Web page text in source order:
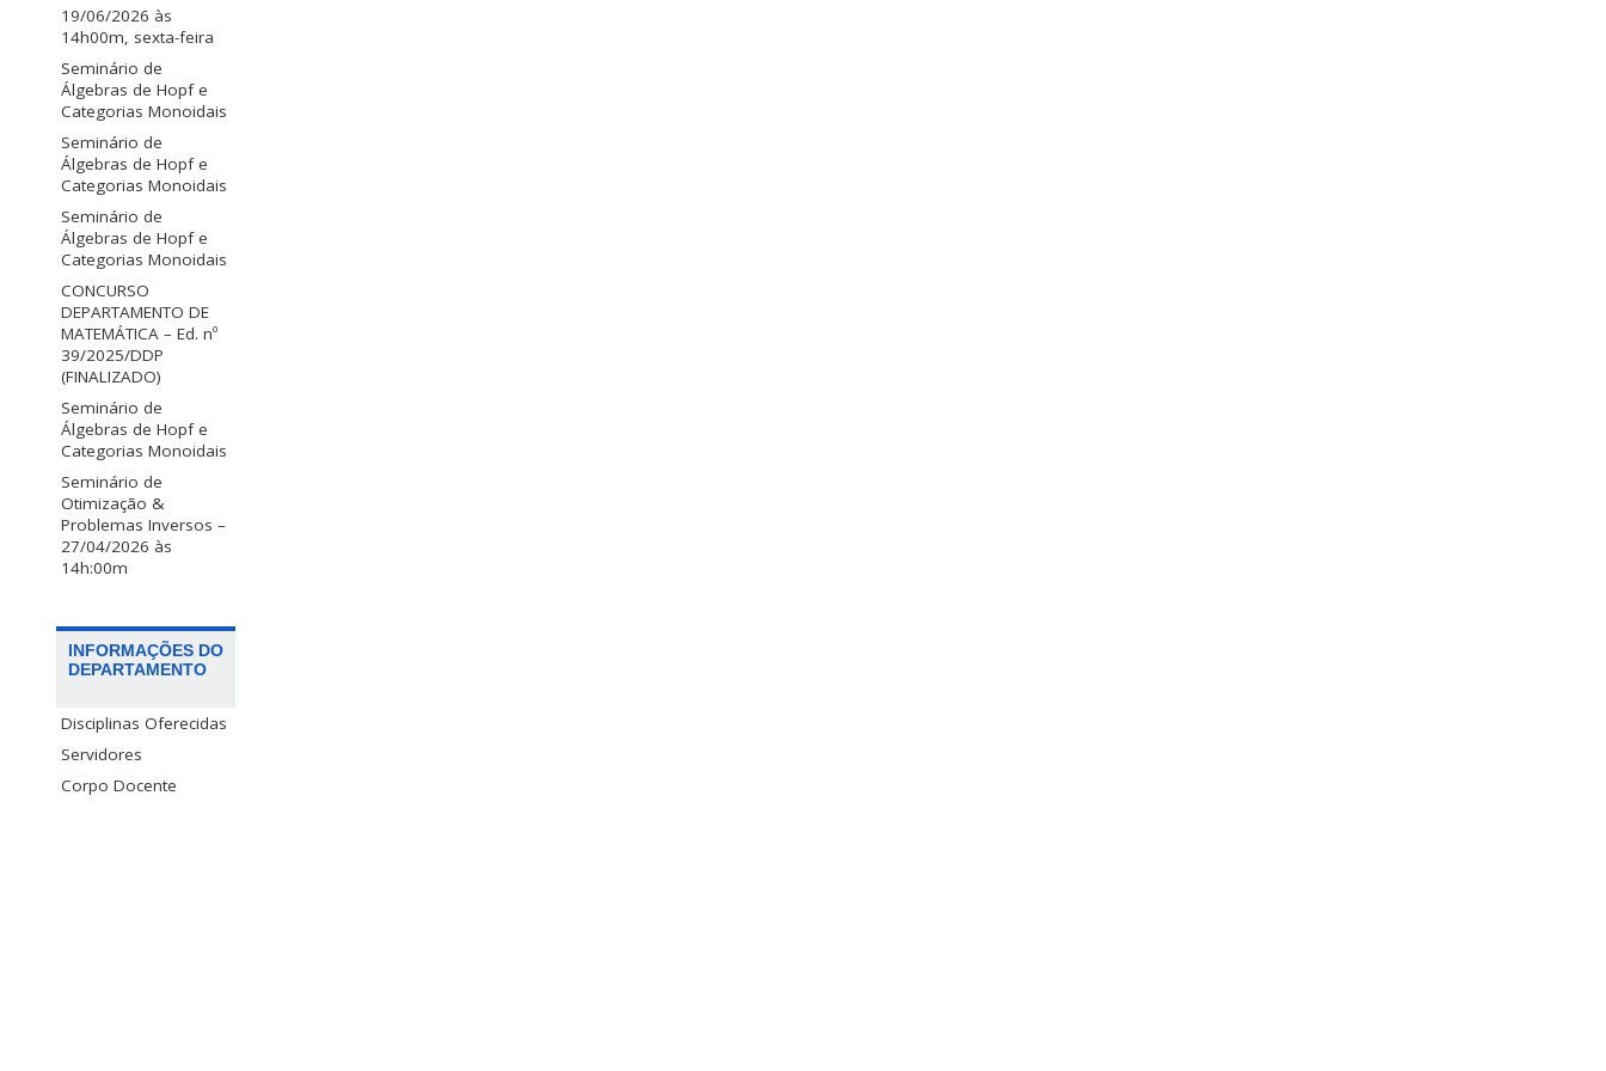
19/06/2026 às
14h00m, sexta-feira
Seminário de
Álgebras de Hopf e
Categorias Monoidais
Seminário de
Álgebras de Hopf e
Categorias Monoidais
Seminário de
Álgebras de Hopf e
Categorias Monoidais
CONCURSO
DEPARTAMENTO DE
MATEMÁTICA – Ed. nº
39/2025/DDP
(FINALIZADO)
Seminário de
Álgebras de Hopf e
Categorias Monoidais
Seminário de
Otimização &
Problemas Inversos –
27/04/2026 às
14h:00m
INFORMAÇÕES DO
DEPARTAMENTO
Disciplinas Oferecidas
Servidores
Corpo Docente